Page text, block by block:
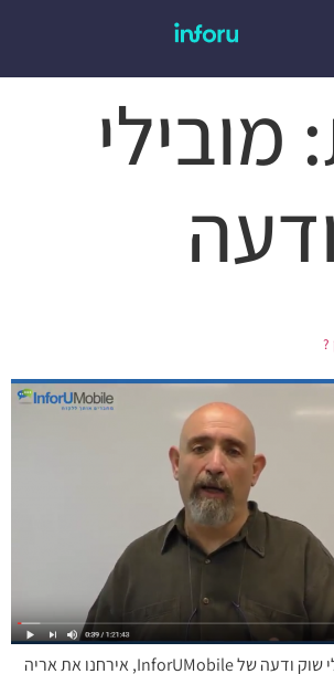
מובילי
?
במסגרת פרוייקט מובילי שוק ודעה של InforUMobile, אירחנו את אריה